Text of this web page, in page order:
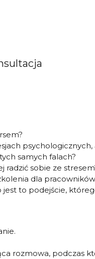
psychologicznych,
samych falach?
radzić sobie ze
dla
jest to podejście,
rozmowa, podczas